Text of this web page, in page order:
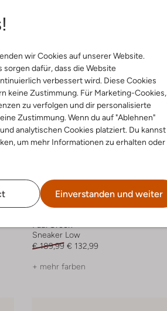
wir Cookies auf unserer Website.
dafür, dass die Website
verbessert wird. Diese Cookies
keine Zustimmung. Für Marketing-Cookies,
zu verfolgen und dir personalisierte
Zustimmung. Wenn du auf "Ablehnen"
analytischen Cookies platziert. Du kannst
um mehr Informationen zu erhalten oder
Einverstanden und weiter
-30%
Sneaker Low
€ 189,99 € 132,99
+ mehr farben